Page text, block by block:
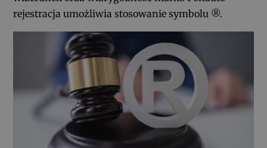
rejestracja umożliwia stosowanie symbolu ®.